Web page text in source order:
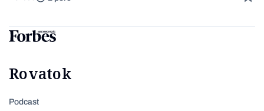
Rovatok
Podcast